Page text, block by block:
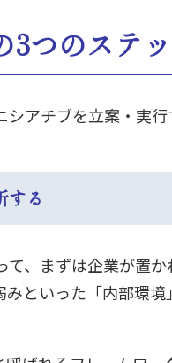
3つのステ
アチブを立案・実
する
、まずは企業が置
といった「内部環